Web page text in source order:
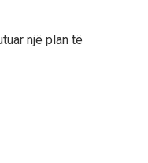
një plan të